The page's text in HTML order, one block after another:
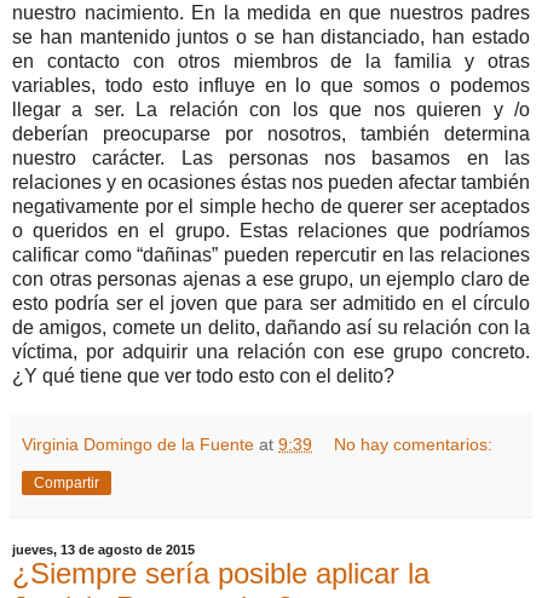
nuestro nacimiento. En la medida en que nuestros padres
se han mantenido juntos o se han distanciado, han estado
en contacto con otros miembros de la familia y otras
variables, todo esto influye en lo que somos o podemos
llegar a ser. La relación con los que nos quieren y /o
deberían preocuparse por nosotros, también determina
nuestro carácter. Las personas nos basamos en las
relaciones y en ocasiones éstas nos pueden afectar también
negativamente por el simple hecho de querer ser aceptados
o queridos en el grupo. Estas relaciones que podríamos
calificar como “dañinas” pueden repercutir en las relaciones
con otras personas ajenas a ese grupo, un ejemplo claro de
esto podría ser el joven que para ser admitido en el círculo
de amigos, comete un delito, dañando así su relación con la
víctima, por adquirir una relación con ese grupo concreto.
¿Y qué tiene que ver todo esto con el delito?
Virginia Domingo de la Fuente at 9:39 No hay comentarios:
Compartir
jueves, 13 de agosto de 2015
¿Siempre sería posible aplicar la